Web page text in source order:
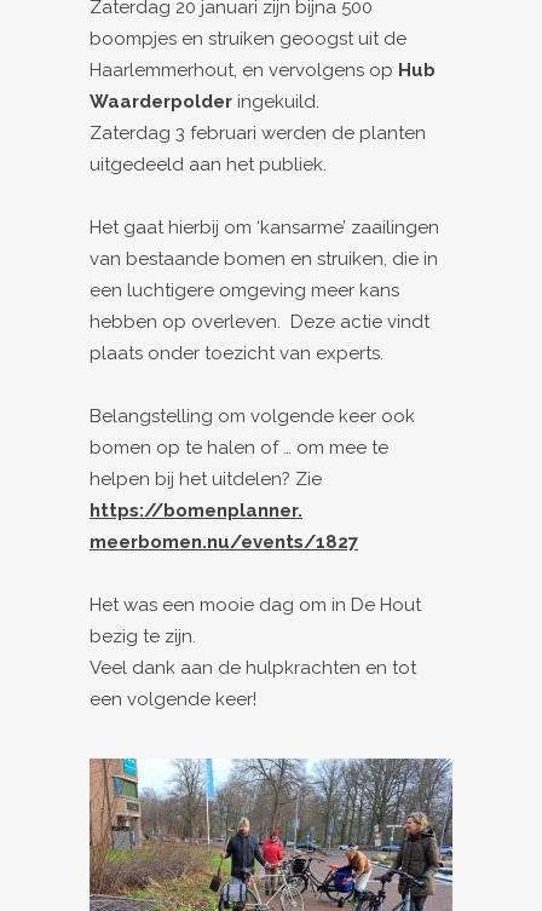
Zaterdag 20 januari zijn bijna 500
boompjes en struiken geoogst uit de
Haarlemmerhout, en vervolgens op Hub
Waarderpolder ingekuild.
Zaterdag 3 februari werden de planten
uitgedeeld aan het publiek.
Het gaat hierbij om ‘kansarme’ zaailingen
van bestaande bomen en struiken, die in
een luchtigere omgeving meer kans
hebben op overleven. Deze actie vindt
plaats onder toezicht van experts.
Belangstelling om volgende keer ook
bomen op te halen of … om mee te
helpen bij het uitdelen? Zie
https://bomenplanner.
meerbomen.nu/events/1827
Het was een mooie dag om in De Hout
bezig te zijn.
Veel dank aan de hulpkrachten en tot
een volgende keer!